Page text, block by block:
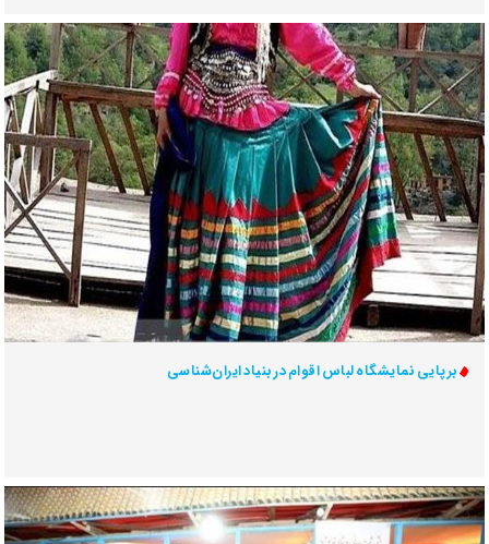
برپایی نمایشگاه لباس اقوام در بنیاد ایران‌شناسی